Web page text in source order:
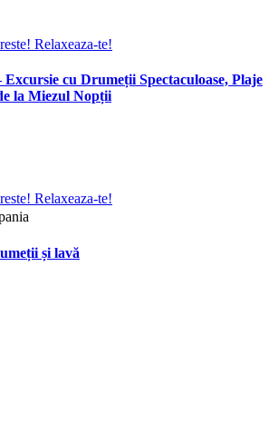
cu Drumeții Spectaculoase, Plaje
la Miezul Nopții
și lavă